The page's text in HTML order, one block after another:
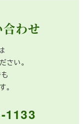
わせ
さい。
。
1133